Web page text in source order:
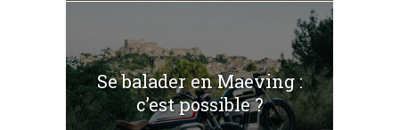
Se balader en Maeving :
c’est possible ?